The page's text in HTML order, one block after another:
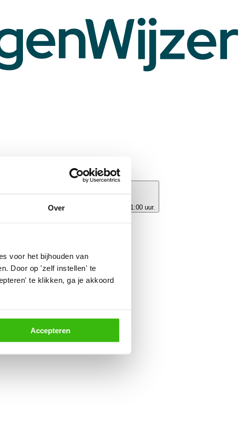
Over
voor het bijhouden van
Door op 'zelf instellen' te
te klikken, ga je akkoord
Accepteren
maandag tot en met vrijdag van 09:00 tot 21:00 uur.